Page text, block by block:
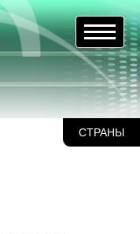
СТРАНЫ